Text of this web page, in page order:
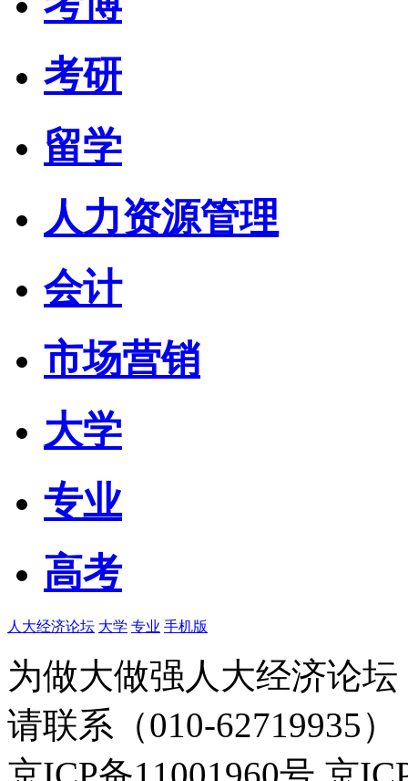
考研
留学
人力资源管理
会计
市场营销
大学
专业
高考
人大经济论坛 大学 专业 手机版
为做大做强人大经济论
请联系（010-62719935）